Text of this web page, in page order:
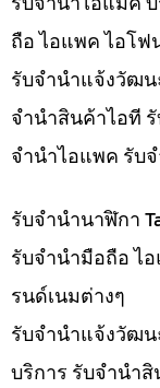
ถือ ไอแพค ไอโฟ
รับจํานําแจ้งวัฒน
จำนำสินค้าไอที
จำนำไอแพค รับ
รับจำนำนาฬิกา
รับจำนำมือถือ ไ
รนด์เนมต่างๆ
รับจํานําแจ้งวัฒน
บริการ รับจำนำ